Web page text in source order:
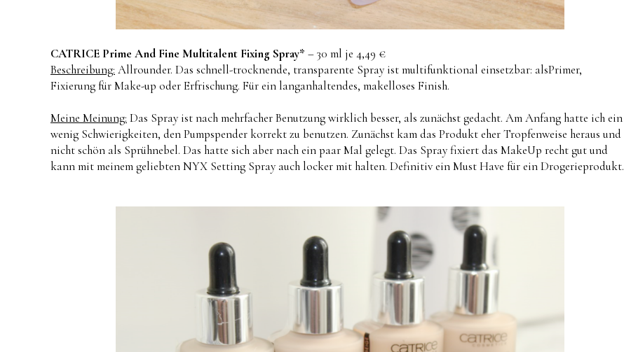
CATRICE Prime And Fine Multitalent Fixing Spray*– 30 ml je 4,49 €
Beschreibung: Allrounder. Das schnell-trocknende, transparente Spray ist multifunktional einsetzbar: alsPrimer,
Fixierung für Make-up oder Erfrischung. Für ein langanhaltendes, makelloses Finish.
Meine Meinung: Das Spray ist nach mehrfacher Benutzung wirklich besser, als zunächst gedacht. Am Anfang hatte ich ein
wenig Schwierigkeiten, den Pumpspender korrekt zu benutzen. Zunächst kam das Produkt eher Tropfenweise heraus und
nicht schön als Sprühnebel. Das hatte sich aber nach ein paar Mal gelegt. Das Spray fixiert das MakeUp recht gut und
kann mit meinem geliebten NYX Setting Spray auch locker mit halten. Definitiv ein Must Have für ein Drogerieprodukt.